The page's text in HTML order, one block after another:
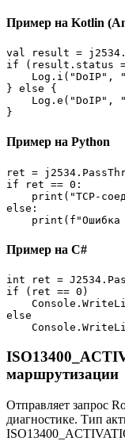
Пример на Kotlin
val result =
if (result.status ==
Log.i("DoIP",
} else {
Log.e("DoIP",
}
Пример на Python
ret =
if ret == 0:
print("TCP-
else:
print(f"Ошибка
Пример на C#
int ret =
if (ret == 0)
else
маршрутизации
Отправляет запрос
диагностике. Тип